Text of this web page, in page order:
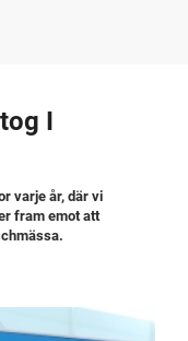
I
varje år, där vi
fram emot att